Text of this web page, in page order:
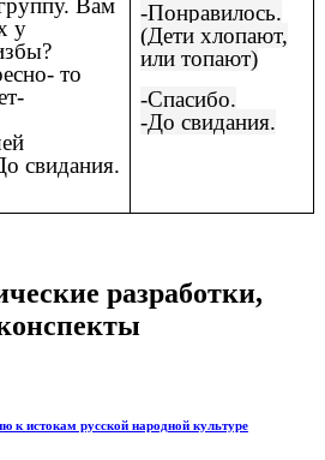
Вам
у
то
свидания.
-Понравилось.
(Дети хлопают,
или топают)
-Спасибо.
-До свидания.
разработки,
к истокам русской народной культуре